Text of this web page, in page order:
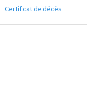
Certificat de décès